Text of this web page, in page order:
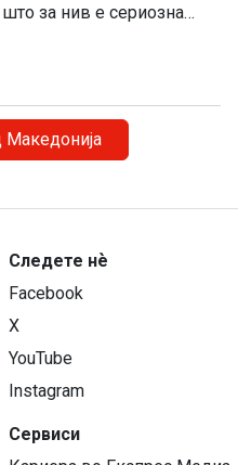
за нив е сериозна
Македонија
Следете нѐ
Facebook
X
YouTube
Instagram
Сервиси